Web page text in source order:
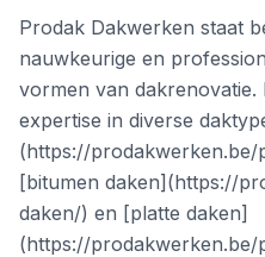
Prodak Dakwerken staat
nauwkeurige en
vormen van dakrenovatie.
expertise in diverse
(https://
[bitumen daken](https://
daken/) en [platte daken]
(https://